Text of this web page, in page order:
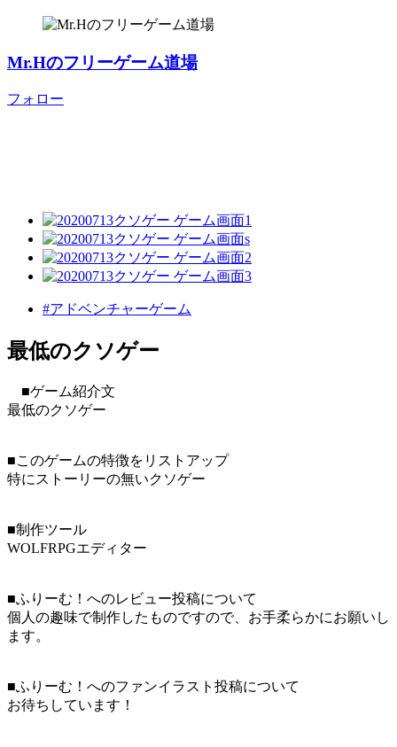
Mr.Hのフリーゲーム道場
フォロー
#アドベンチャーゲーム
最低のクソゲー
■ゲーム紹介文
最低のクソゲー
■このゲームの特徴をリストアップ
特にストーリーの無いクソゲー
■制作ツール
WOLFRPGエディター
■ふりーむ！へのレビュー投稿について
個人の趣味で制作したものですので、お手柔らかにお願いし
ます。
■ふりーむ！へのファンイラスト投稿について
お待ちしています！